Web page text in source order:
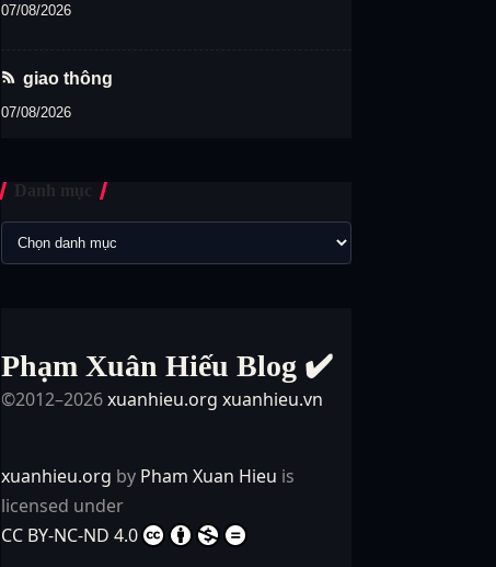
07/08/2026
giao thông
07/08/2026
Danh mục
Phạm Xuân Hiếu Blog ✔️
©2012–2026xuanhieu.org xuanhieu.vn
xuanhieu.org by Pham Xuan Hieu is
licensed under
CC BY-NC-ND 4.0